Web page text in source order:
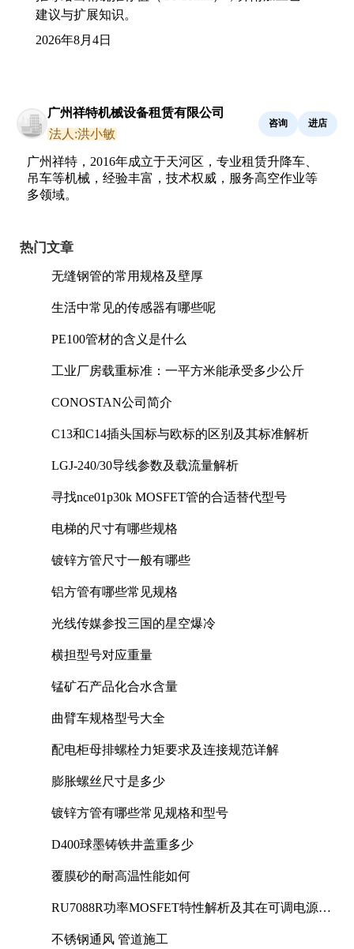
建议与扩展知识。
2026年8月4日
广州祥特机械设备租赁有限公司
法人:洪小敏
咨询 进店
广州祥特，2016年成立于天河区，专业租赁升降车、
吊车等机械，经验丰富，技术权威，服务高空作业等
多领域。
热门文章
无缝钢管的常用规格及壁厚
生活中常见的传感器有哪些呢
PE100管材的含义是什么
工业厂房载重标准：一平方米能承受多少公斤
CONOSTAN公司简介
C13和C14插头国标与欧标的区别及其标准解析
LGJ-240/30导线参数及载流量解析
寻找nce01p30k MOSFET管的合适替代型号
电梯的尺寸有哪些规格
镀锌方管尺寸一般有哪些
铝方管有哪些常见规格
光线传媒参投三国的星空爆冷
横担型号对应重量
锰矿石产品化合水含量
曲臂车规格型号大全
配电柜母排螺栓力矩要求及连接规范详解
膨胀螺丝尺寸是多少
镀锌方管有哪些常见规格和型号
D400球墨铸铁井盖重多少
覆膜砂的耐高温性能如何
RU7088R功率MOSFET特性解析及其在可调电源设
不锈钢通风 管道施工